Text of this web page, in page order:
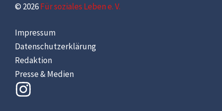
© 2026Für soziales Leben e. V.
Impressum
Datenschutzerklärung
Redaktion
Presse & Medien